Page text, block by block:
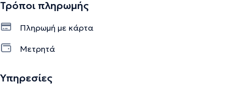
Τρόποι πληρωμής
Πληρωμή με κάρτα
Μετρητά
Υπηρεσίες